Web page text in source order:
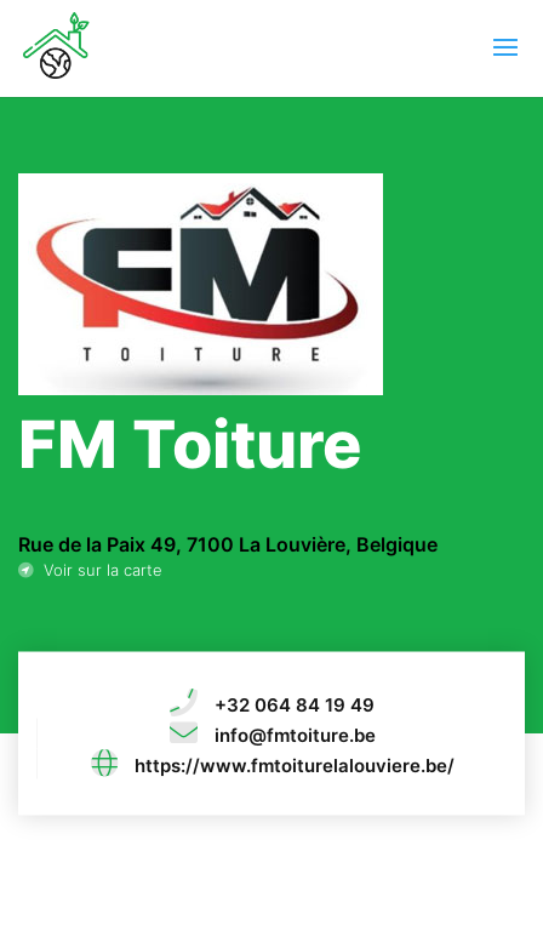
FM Toiture
Rue de la Paix 49, 7100 La Louvière, Belgique
Voir sur la carte
+32 064 84 19 49
info@fmtoiture.be
https://www.fmtoiturelalouviere.be/